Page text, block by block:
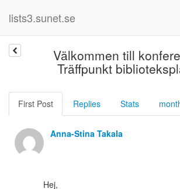
lists3.sunet.se
Välkommen till
Träffpunkt
First Post Replies Stats
Anna-Stina Takala